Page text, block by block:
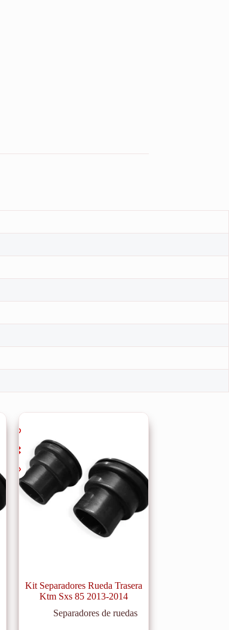
Kit Separadores Rueda Trasera
Ktm Sxs 85 2013-2014
Separadores de ruedas